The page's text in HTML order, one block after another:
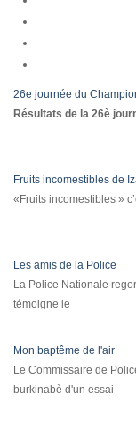
26e journée du
Résultats de la 26è
Fruits incomestibles de
«Fruits incomestibles »
Les amis de la Police
La Police Nationale
témoigne le
Mon baptême de l'air
Le Commissaire de
burkinabè d'un essai